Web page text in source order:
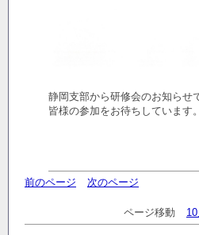
静岡支部から研修会のお知らせ
皆様の参加をお待ちしています。
前のページ 次のページ
ページ移動 10